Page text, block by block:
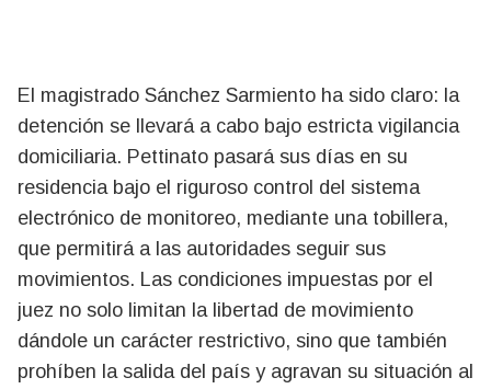
El magistrado Sánchez Sarmiento ha sido claro: la
detención se llevará a cabo bajo estricta vigilancia
domiciliaria. Pettinato pasará sus días en su
residencia bajo el riguroso control del sistema
electrónico de monitoreo, mediante una tobillera,
que permitirá a las autoridades seguir sus
movimientos. Las condiciones impuestas por el
juez no solo limitan la libertad de movimiento
dándole un carácter restrictivo, sino que también
prohíben la salida del país y agravan su situación al